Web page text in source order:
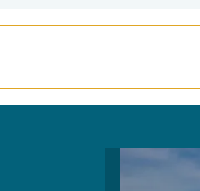
Image